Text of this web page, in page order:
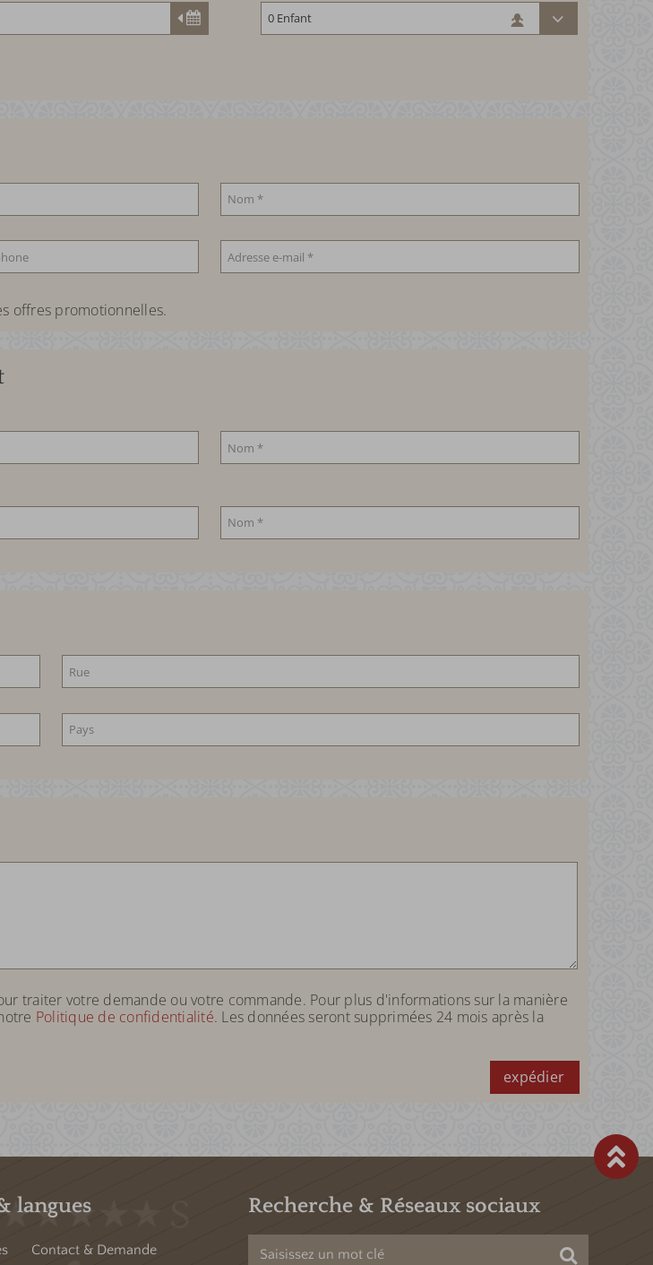
offres promotionnelles.
traiter votre demande ou votre commande. Pour plus d'informations sur la manière
Politique de confidentialité. Les données seront supprimées 24 mois après la
expédier
langues
Contact & Demande
Recherche & Réseaux sociaux